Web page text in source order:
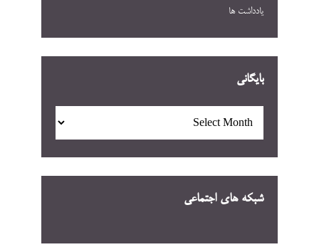
یادداشت ها
بایگانی
شبکه های اجتماعی